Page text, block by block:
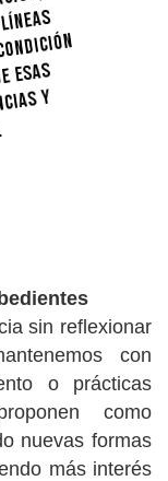
sin reflexionar
con
o prácticas
como
nuevas formas
más interés